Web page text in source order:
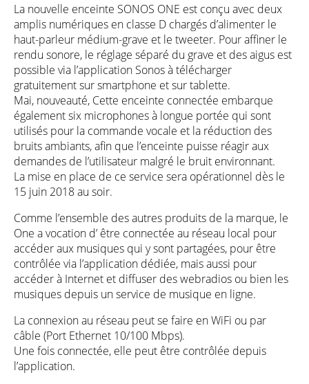
La nouvelle enceinte SONOS ONE est conçu avec deux
amplis numériques en classe D chargés d’alimenter le
haut-parleur médium-grave et le tweeter. Pour affiner le
rendu sonore, le réglage séparé du grave et des aigus est
possible via l’application Sonos à télécharger
gratuitement sur smartphone et sur tablette.
Mai, nouveauté, Cette enceinte connectée embarque
également six microphones à longue portée qui sont
utilisés pour la commande vocale et la réduction des
bruits ambiants, afin que l’enceinte puisse réagir aux
demandes de l’utilisateur malgré le bruit environnant.
La mise en place de ce service sera opérationnel dès le
15 juin 2018 au soir.
Comme l’ensemble des autres produits de la marque, le
One a vocation d’ être connectée au réseau local pour
accéder aux musiques qui y sont partagées, pour être
contrôlée via l’application dédiée, mais aussi pour
accéder à Internet et diffuser des webradios ou bien les
musiques depuis un service de musique en ligne.
La connexion au réseau peut se faire en WiFi ou par
câble (Port Ethernet 10/100 Mbps).
Une fois connectée, elle peut être contrôlée depuis
l’application.